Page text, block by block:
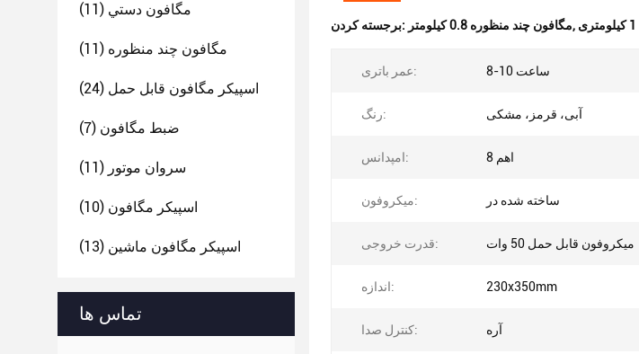
مگافون دستي (11)
مگافون چند منظوره (11)
اسپیکر مگافون قابل حمل (24)
ضبط مگافون (7)
سروان موتور (11)
اسپیکر مگافون (10)
اسپیکر مگافون ماشین (13)
تماس ها
برجسته کردن: مگافون چند منظوره 0.8 کیلومتر,
عمر باتری: 8-10 ساعت
رنگ: آبی، قرمز، مشکی
امپدانس: 8 اهم
میکروفون: ساخته شده در
قدرت خروجی: میکروفون قابل حمل 50 وات
اندازه: 230x350mm
کنترل صدا: آره